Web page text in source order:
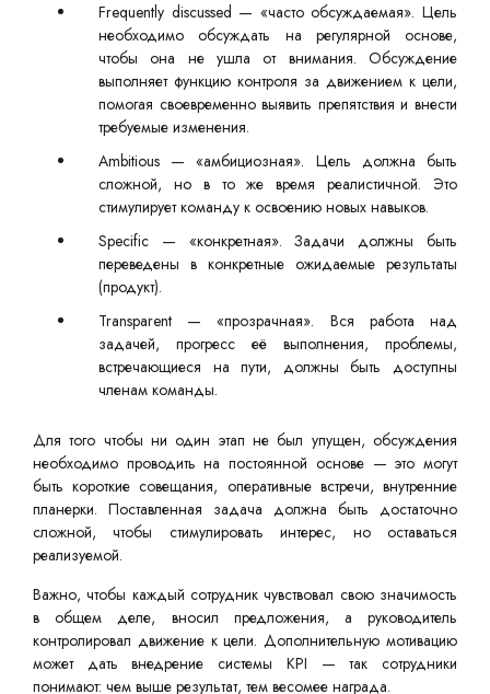
Frequently discussed — «часто обсуждаемая». Цель
необходимо обсуждать на регулярной основе,
чтобы она не ушла от внимания. Обсуждение
выполняет функцию контроля за движением к цели,
помогая своевременно выявить препятствия и внести
требуемые изменения.
Ambitious — «амбициозная». Цель должна быть
сложной, но в то же время реалистичной. Это
стимулирует команду к освоению новых навыков.
Specific — «конкретная». Задачи должны быть
переведены в конкретные ожидаемые результаты
(продукт).
Transparent — «прозрачная». Вся работа над
задачей, прогресс её выполнения, проблемы,
встречающиеся на пути, должны быть доступны
членам команды.
Для того чтобы ни один этап не был упущен, обсуждения
необходимо проводить на постоянной основе — это могут
быть короткие совещания, оперативные встречи, внутренние
планерки. Поставленная задача должна быть достаточно
сложной, чтобы стимулировать интерес, но оставаться
реализуемой.
Важно, чтобы каждый сотрудник чувствовал свою значимость
в общем деле, вносил предложения, а руководитель
контролировал движение к цели. Дополнительную мотивацию
может дать внедрение системы KPI — так сотрудники
понимают: чем выше результат, тем весомее награда.